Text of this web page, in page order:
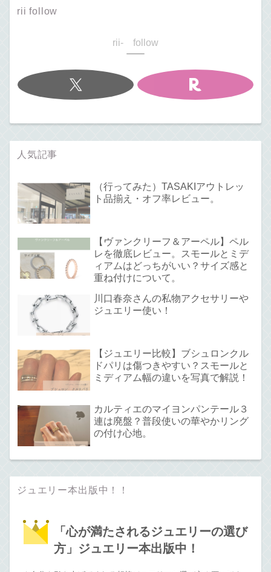
rii follow
rii- follow
人気記事
（行ってみた）TASAKIアウトレッ
ト品揃え・オフ率レビュー。
【ヴァンクリーフ＆アーペル】ペル
レを徹底レビュー。スモールとミデ
ィアムはどっちがいい？サイズ感と
重ね付けについて。
川口春奈さんの私物アクセサリーや
ジュエリー使い！
【ジュエリー比較】ブシュロンクル
ドパリは傷つきやすい？スモールと
ミディアム幅の違いを写真で解説！
カルティエのマイヨンパンテール３
連は廃盤？普段使いの華やかリング
の付け心地。
ジュエリー本出版中！！
「心が満たされるジュエリーの選び
方」ジュエリー本出版中！